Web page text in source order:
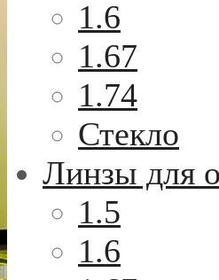
1.6
1.67
1.74
Стекло
Линзы для
1.5
1.6